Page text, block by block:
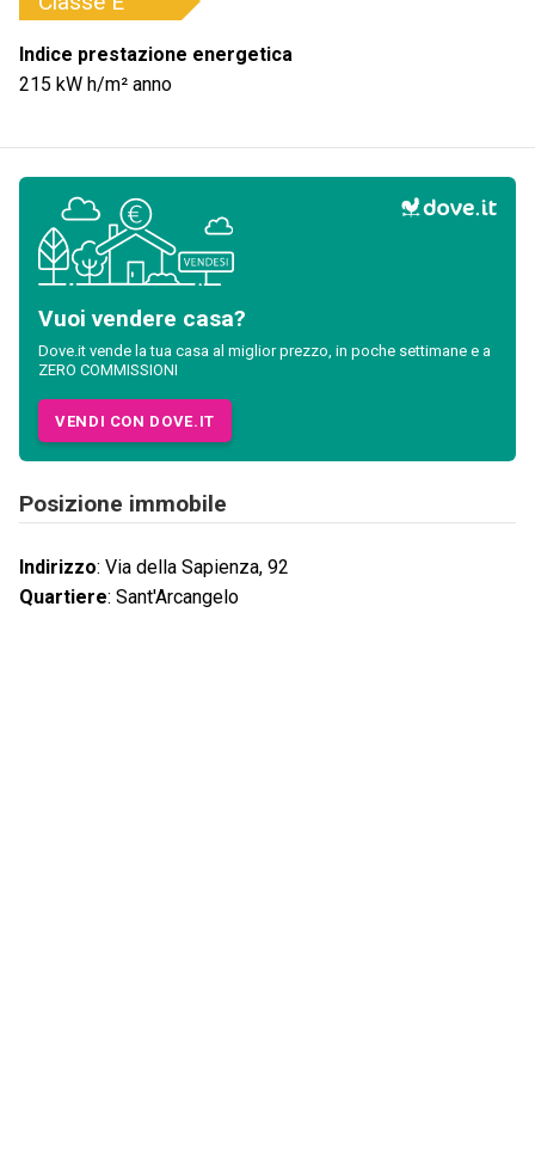
Indice prestazione energetica
215 kW h/m² anno
Vuoi vendere casa?
Dove.it vende la tua casa al miglior prezzo, in poche settimane e a
ZERO COMMISSIONI
VENDI CON DOVE.IT
Posizione immobile
Indirizzo: Via della Sapienza, 92
Quartiere: Sant'Arcangelo